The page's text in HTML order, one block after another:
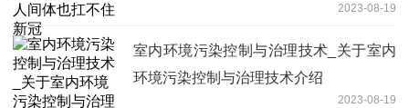
2023-08-19
室内环境污染控制与治理技术_关于室内
环境污染控制与治理技术介绍
2023-08-19